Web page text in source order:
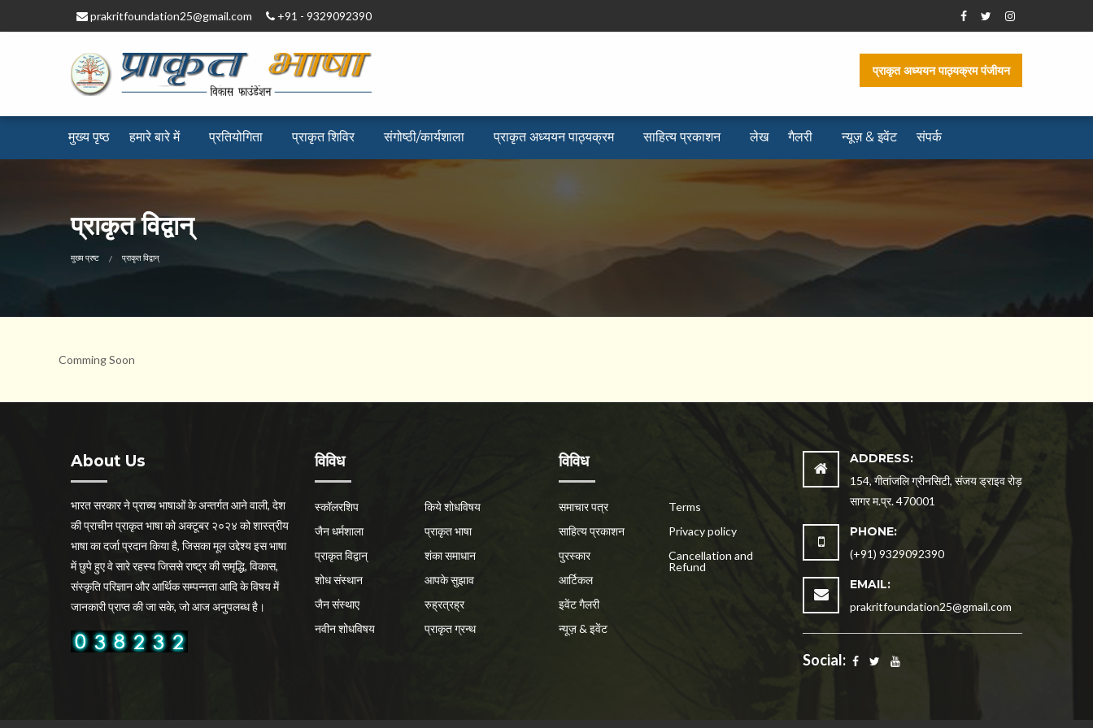
prakritfoundation25@gmail.com +91 - 9329092390
प्राकृत अध्ययन पाठ्यक्रम पंजीयन
मुख्य पृष्ठ हमारे बारे में प्रतियोगिता प्राकृत ​शिविर संगोष्ठी/कार्यशाला प्राकृत अध्ययन पाठ्यक्रम साहित्य प्रकाशन लेख गैलरी न्यूज़ & इवेंट संपर्क
प्राकृत विद्वान्
मुख्य प्रष्ट CURRENT:
प्राकृत विद्वान्
Comming Soon
About Us
भारत सरकार ने प्राच्य भाषाओं के अन्तर्गत आने वाली, देश
की प्राचीन प्राकृत भाषा को अक्टूबर २०२४ को शास्त्रीय
भाषा का दर्जा प्रदान किया है, जिसका मूल उद्देश्य इस भाषा
में छुपे हुए वे सारे रहस्य जिससे राष्ट्र की समृद्धि, विकास,
संस्कृति परिज्ञान और आर्थिक सम्पन्नता आदि के विषय में
जानकारी प्राप्त की जा सके, जो आज अनुपलब्ध है।
विविध
स्कॉलरशिप
जैन धर्मशाला
प्राकृत विद्वान्
शोध संस्थान
जैन संस्थाए
नवीन शोधविषय
किये शोधविषय
प्राकृत भाषा
शंका समाधान
आपके सुझाव
रुह्रत्रह्र
प्राकृत ग्रन्थ
विविध
समाचार पत्र
साहित्य प्रकाशन
पुरस्कार
आर्टिकल
इवेंट गैलरी
न्यूज़ & इवेंट
Terms
Privacy policy
Cancellation and
Refund
ADDRESS:
154, गीतांजलि ग्रीनसिटी, संजय ड्राइव रोड़
सागर म.प्र. 470001
PHONE:
(+91) 9329092390
EMAIL:
prakritfoundation25@gmail.com
Social: